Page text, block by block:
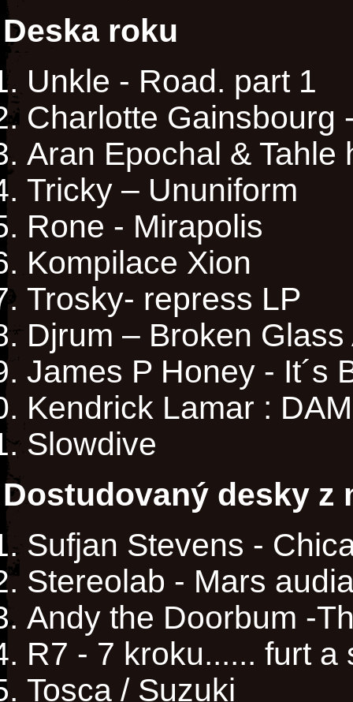
Deska roku
Unkle - Road. part 1
Charlotte Gainsbourg
Aran Epochal &
Tricky ‎– Ununiform
Rone - Mirapolis
Kompilace Xion
Trosky- repress LP
Djrum ‎– Broken Glass
James P Honey - It´s
Kendrick Lamar :
Slowdive
Dostudovaný desky z
Sufjan Stevens -
Stereolab - Mars
Andy the Doorbum -
R7 - 7 kroku...... furt a
Tosca / Suzuki